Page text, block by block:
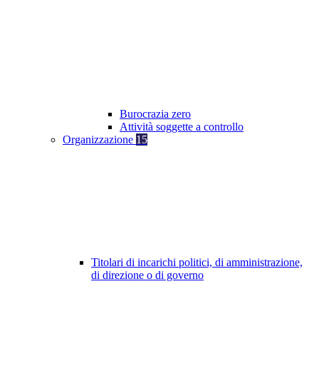
Burocrazia zero
Attività soggette a controllo
Organizzazione 15
Titolari di incarichi politici, di amministrazione,
di direzione o di governo